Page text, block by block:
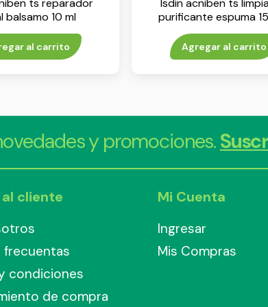
ts reparador
balsamo 10 ml
al carrito
Isdin acniben ts
purificante espuma
Agregar al carrito
y promociones.
cliente
frecuentas
condiciones
de compra
Mi Cuenta
Ingresar
Mis Compras